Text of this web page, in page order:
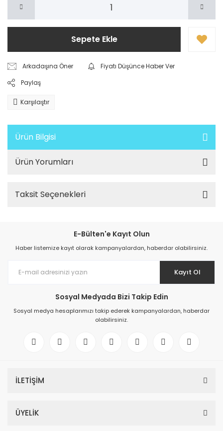
Sepete Ekle
Arkadaşına Öner
Fiyatı Düşünce Haber Ver
Paylaş
Karşılaştır
Ürün Bilgisi
Ürün Yorumları
Taksit Seçenekleri
E-Bülten'e Kayıt Olun
Haber listemize kayıt olarak kampanyalardan, haberdar olabilirsiniz.
Kayıt Ol
Sosyal Medyada Bizi Takip Edin
Sosyal medya hesaplarımızı takip ederek kampanyalardan, haberdar
olabilirsiniz.
İLETİŞİM
ÜYELİK